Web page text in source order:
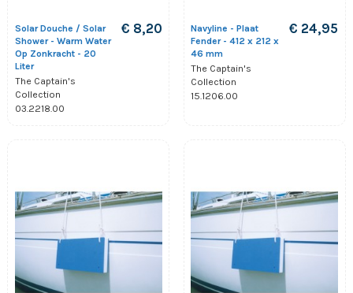
Solar Douche / Solar
Shower - Warm Water
Op Zonkracht - 20
Liter
The Captain's
Collection
03.2218.00
€ 8,20
Navyline - Plaat
Fender - 412 x 212 x
46 mm
The Captain's
Collection
15.1206.00
€ 24,95